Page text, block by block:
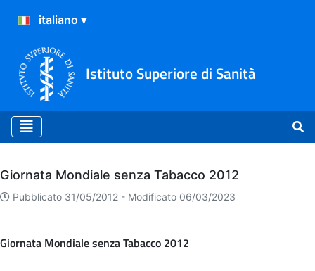
Istituto Superiore di Sanità
Archivio
Giornata Mondiale senza Tabacco 2012
Pubblicato 31/05/2012 - Modificato 06/03/2023
Giornata Mondiale senza Tabacco 2012